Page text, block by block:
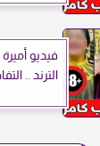
فيديو
الترند ..